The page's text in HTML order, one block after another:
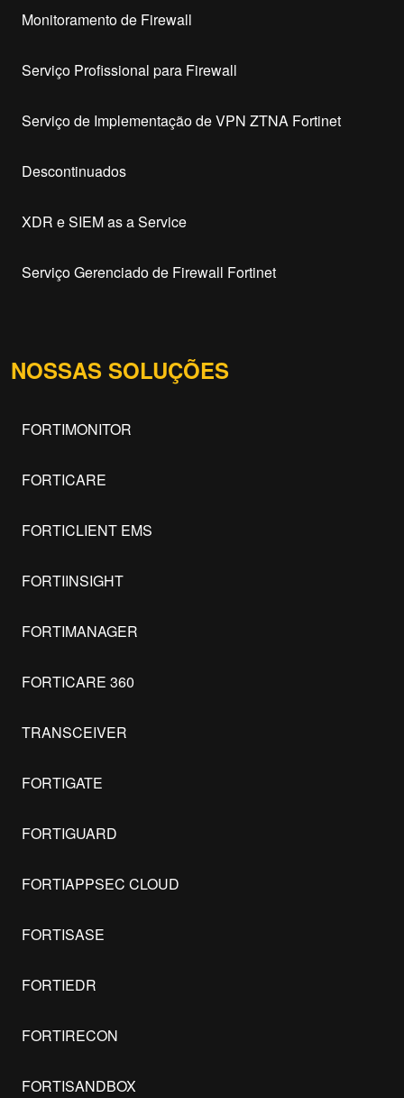
Monitoramento de Firewall
Serviço Profissional para Firewall
Serviço de Implementação de VPN ZTNA Fortinet
Descontinuados
XDR e SIEM as a Service
Serviço Gerenciado de Firewall Fortinet
NOSSAS SOLUÇÕES
FORTIMONITOR
FORTICARE
FORTICLIENT EMS
FORTIINSIGHT
FORTIMANAGER
FORTICARE 360
TRANSCEIVER
FORTIGATE
FORTIGUARD
FORTIAPPSEC CLOUD
FORTISASE
FORTIEDR
FORTIRECON
FORTISANDBOX